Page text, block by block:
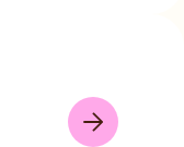
kaufen?
fiction